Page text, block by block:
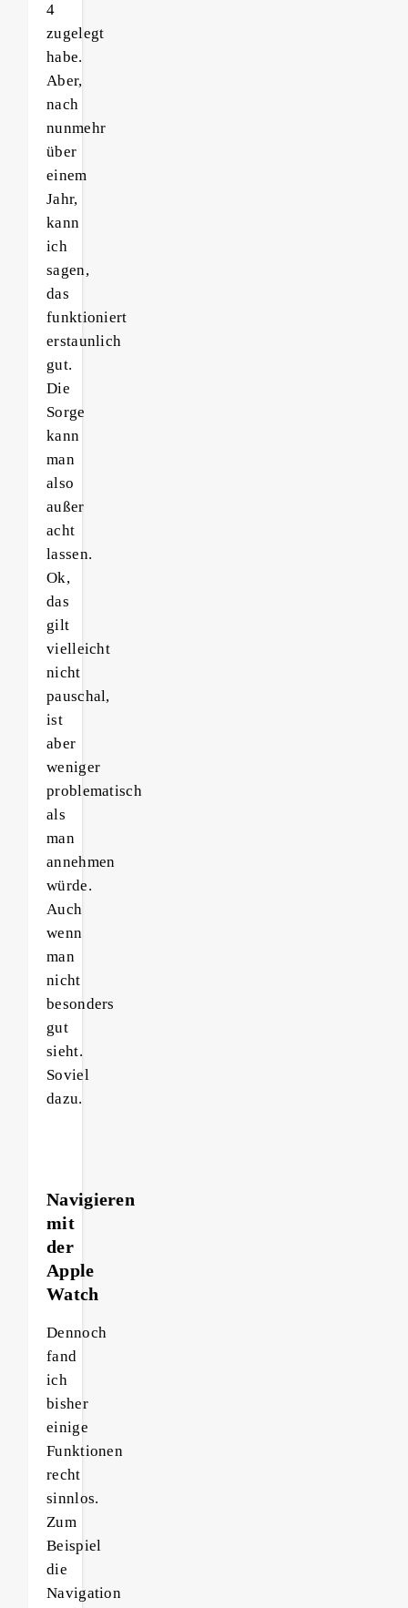
4
zugelegt
habe.
Aber,
nach
nunmehr
über
einem
Jahr,
kann
ich
sagen,
das
funktioniert
erstaunlich
gut.
Die
Sorge
kann
man
also
außer
acht
lassen.
Ok,
das
gilt
vielleicht
nicht
pauschal,
ist
aber
weniger
problematisch
als
man
annehmen
würde.
Auch
wenn
man
nicht
besonders
gut
sieht.
Soviel
dazu.
Navigieren
mit
der
Apple
Watch
Dennoch
fand
ich
bisher
einige
Funktionen
recht
sinnlos.
Zum
Beispiel
die
Navigation